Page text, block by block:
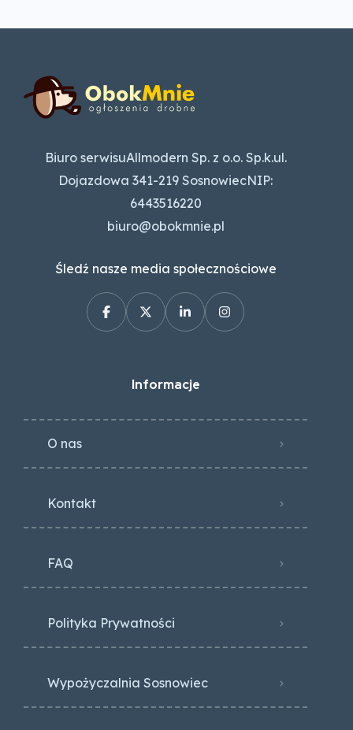
Biuro serwisuAllmodern Sp. z o.o. Sp.k.ul.
Dojazdowa 341-219 SosnowiecNIP:
6443516220
biuro@obokmnie.pl
Śledź nasze media społecznościowe
Informacje
O nas
Kontakt
FAQ
Polityka Prywatności
Wypożyczalnia Sosnowiec